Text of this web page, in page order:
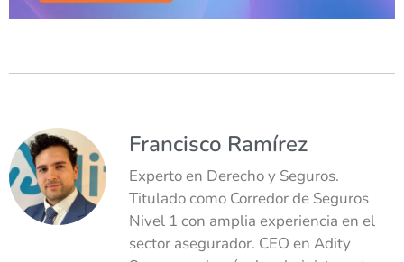
Francisco Ramírez
Experto en Derecho y Seguros.
Titulado como Corredor de Seguros
Nivel 1 con amplia experiencia en el
sector asegurador. CEO en Adity